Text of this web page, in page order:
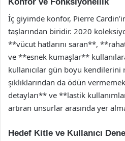
İç giyimde konfor, Pierre
taşlarından biridir. 2020
**vücut hatlarını saran**,
ve **esnek kumaşlar**
kullanıcılar gün boyu kendilerini
şıklıklarından da ödün
detayları** ve **lastik
artıran unsurlar arasında yer
Hedef Kitle ve Kullanıcı